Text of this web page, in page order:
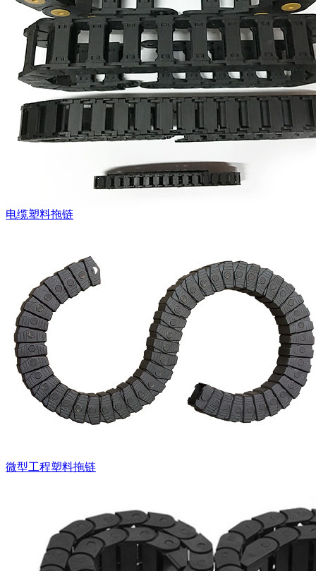
电缆塑料拖链
微型工程塑料拖链